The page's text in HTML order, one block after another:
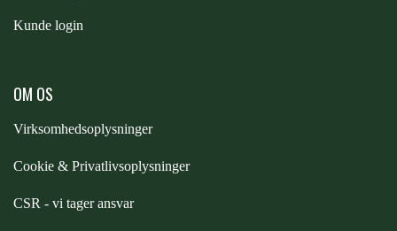
PREMIER EQUINE GROOMING & STALD
Kunde login
OM OS
Virksomhedsoplysninger
Cookie & Privatlivsoplysninger
CSR - vi tager ansvar